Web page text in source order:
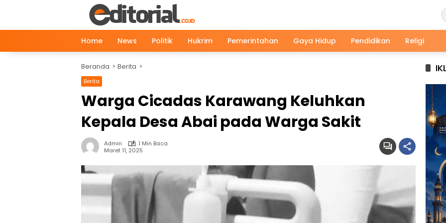
Home
News Politik Hukrim Pemerintahan Gaya Hidup Pendidikan Religi
Beranda Berita
Berita
Warga Cicadas Karawang Keluhkan
Kepala Desa Abai pada Warga Sakit
Admin
1 Min Baca
Maret 11, 2025